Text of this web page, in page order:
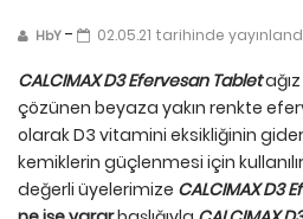
HbY- 02.05.21 tarihinde
CALCIMAX D3 Efervesan Tablet
çözünen beyaza yakın renkte
olarak D3 vitamini eksikliğinin
kemiklerin güçlenmesi için
değerli üyelerimize CALCIMAX D3